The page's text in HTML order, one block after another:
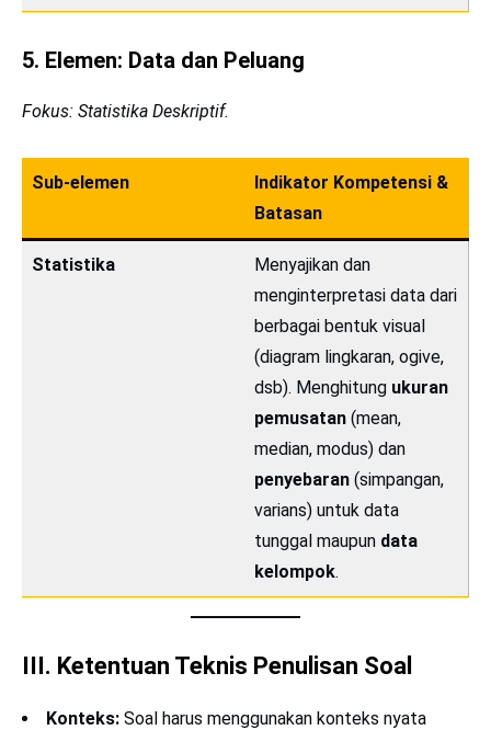
5. Elemen: Data dan Peluang
Fokus: Statistika Deskriptif.
Sub-elemen
Indikator Kompetensi &
Batasan
Statistika
Menyajikan dan
menginterpretasi data dari
berbagai bentuk visual
(diagram lingkaran, ogive,
dsb). Menghitung ukuran
pemusatan (mean,
median, modus) dan
penyebaran (simpangan,
varians) untuk data
tunggal maupun data
kelompok.
III. Ketentuan Teknis Penulisan Soal
Konteks: Soal harus menggunakan konteks nyata